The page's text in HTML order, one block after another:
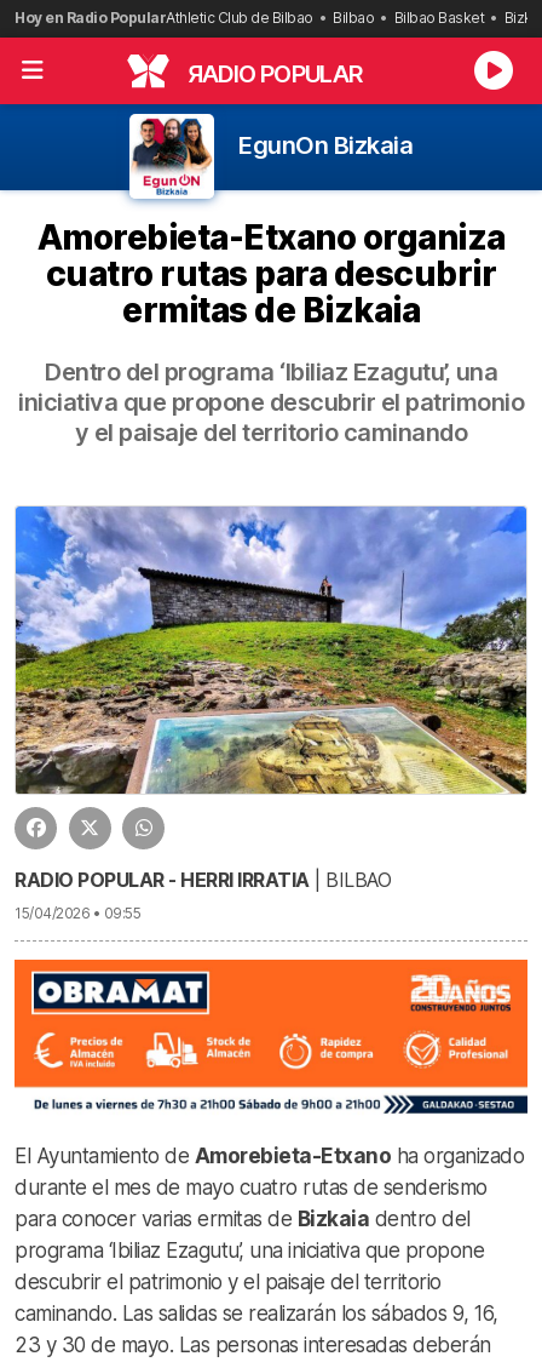
Saltar
al
contenido
Hoy en Radio PopularAthletic Club de Bilbao Bilbao Bilbao Basket
RADIO POPULAR
EgunOn Bizkaia
Amorebieta-Etxano organiza
cuatro rutas para descubrir
ermitas de Bizkaia
Dentro del programa ‘Ibiliaz Ezagutu’, una
iniciativa que propone descubrir el patrimonio
y el paisaje del territorio caminando
RADIO POPULAR - HERRI IRRATIA| BILBAO
15/04/2026 • 09:55
El Ayuntamiento de Amorebieta-Etxano ha organizado
durante el mes de mayo cuatro rutas de senderismo
para conocer varias ermitas de Bizkaia dentro del
programa ‘Ibiliaz Ezagutu’, una iniciativa que propone
descubrir el patrimonio y el paisaje del territorio
caminando. Las salidas se realizarán los sábados 9, 16,
23 y 30 de mayo. Las personas interesadas deberán